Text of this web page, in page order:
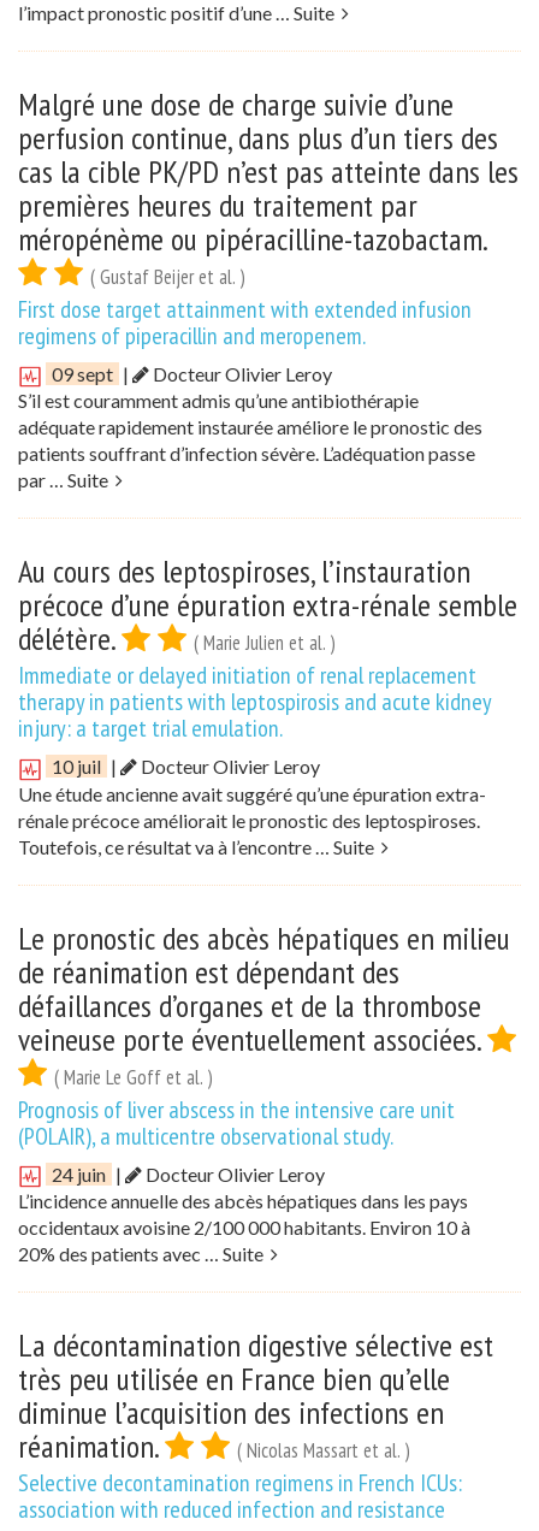
l’impact pronostic positif d’une … Suite
Malgré une dose de charge suivie d’une
perfusion continue, dans plus d’un tiers des
cas la cible PK/PD n’est pas atteinte dans les
premières heures du traitement par
méropénème ou pipéracilline-tazobactam.
( Gustaf Beijer et al. )
First dose target attainment with extended infusion
regimens of piperacillin and meropenem.
09 sept |
Docteur Olivier Leroy
S’il est couramment admis qu’une antibiothérapie
adéquate rapidement instaurée améliore le pronostic des
patients souffrant d’infection sévère. L’adéquation passe
par … Suite
Au cours des leptospiroses, l’instauration
précoce d’une épuration extra-rénale semble
délétère.
( Marie Julien et al. )
Immediate or delayed initiation of renal replacement
therapy in patients with leptospirosis and acute kidney
injury: a target trial emulation.
10 juil |
Docteur Olivier Leroy
Une étude ancienne avait suggéré qu’une épuration extra-
rénale précoce améliorait le pronostic des leptospiroses.
Toutefois, ce résultat va à l’encontre … Suite
Le pronostic des abcès hépatiques en milieu
de réanimation est dépendant des
défaillances d’organes et de la thrombose
veineuse porte éventuellement associées.
( Marie Le Goff et al. )
Prognosis of liver abscess in the intensive care unit
(POLAIR), a multicentre observational study.
24 juin |
Docteur Olivier Leroy
L’incidence annuelle des abcès hépatiques dans les pays
occidentaux avoisine 2/100 000 habitants. Environ 10 à
20% des patients avec … Suite
La décontamination digestive sélective est
très peu utilisée en France bien qu’elle
diminue l’acquisition des infections en
réanimation.
( Nicolas Massart et al. )
Selective decontamination regimens in French ICUs:
association with reduced infection and resistance